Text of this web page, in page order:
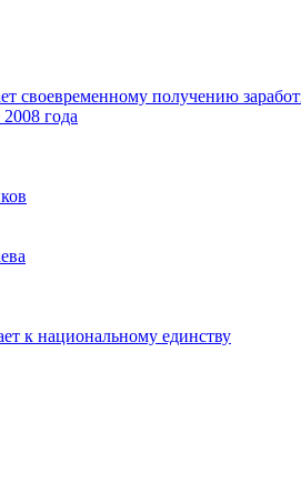
своевременному получению
года
к национальному единству